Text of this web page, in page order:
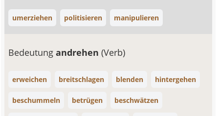
umerziehen politisieren manipulieren
Bedeutungandrehen(Verb)
erweichen breitschlagen blenden hintergehen
beschummeln betrügen beschwätzen